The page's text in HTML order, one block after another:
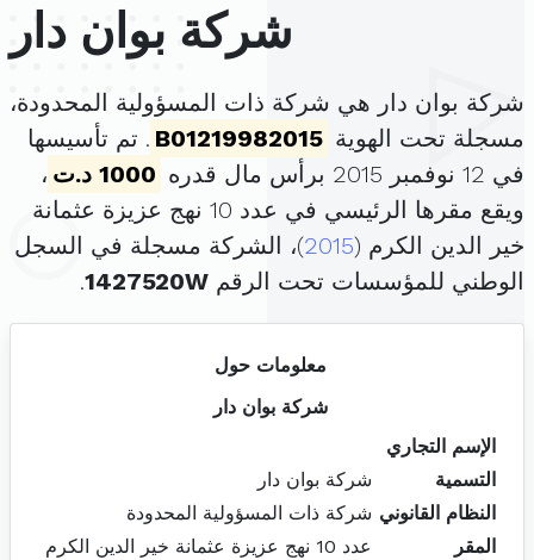
شركة بوان دار
شركة بوان دار هي شركة ذات المسؤولية المحدودة،
مسجلة تحت الهوية B01219982015 . تم تأسيسها
في 12 نوفمبر 2015 برأس مال قدره
1000 د.ت
،
ويقع مقرها الرئيسي في عدد 10 نهج عزيزة عثمانة
خير الدين الكرم (2015)، الشركة مسجلة في السجل
الوطني للمؤسسات تحت الرقم 1427520W
.
معلومات حول
شركة بوان دار
الإسم التجاري
التسمية
شركة بوان دار
النظام القانوني شركة ذات المسؤولية المحدودة
المقر
عدد 10 نهج عزيزة عثمانة خير الدين الكرم